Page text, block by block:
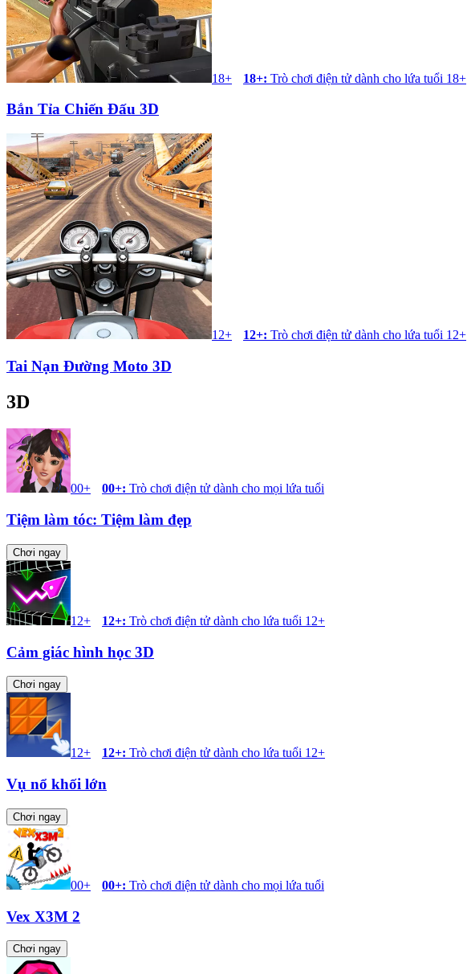
18+ 18+: Trò chơi điện tử dành cho lứa tuổi 18+
Bắn Tỉa Chiến Đấu 3D
12+ 12+: Trò chơi điện tử dành cho lứa tuổi 12+
Tai Nạn Đường Moto 3D
3D
00+ 00+: Trò chơi điện tử dành cho mọi lứa tuổi
Tiệm làm tóc: Tiệm làm đẹp
Chơi ngay
12+ 12+: Trò chơi điện tử dành cho lứa tuổi 12+
Cảm giác hình học 3D
Chơi ngay
12+ 12+: Trò chơi điện tử dành cho lứa tuổi 12+
Vụ nổ khối lớn
Chơi ngay
00+ 00+: Trò chơi điện tử dành cho mọi lứa tuổi
Vex X3M 2
Chơi ngay